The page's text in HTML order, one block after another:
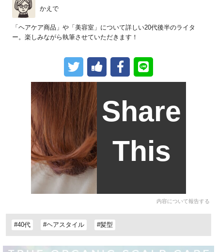
かえで
「ヘアケア商品」や「美容室」について詳しい20代後半のライタ
ー。楽しみながら執筆させていただきます！
Share
This
内容について報告する
#40代 #ヘアスタイル #髪型